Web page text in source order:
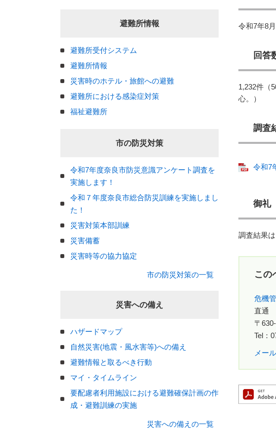
令和7年8
回答
1,232件（
心。）
調査
令和7
御礼
調査結果
この
危機
直通
〒
Tel：
メー
避難所情報
避難所受付システム
避難所情報
災害時のホテル・旅館への避難
避難所における感染症対策
福祉避難所
市の防災対策
令和7年度奈良市防災意識アンケート調査を
実施します！
令和７年度奈良市総合防災訓練を実施しまし
た！
災害対策本部訓練
災害備蓄
災害時等の協力協定
市の防災対策の一覧
災害への備え
ハザードマップ
自然災害(地震・風水害等)への備え
避難情報と取るべき行動
マイ・タイムライン
要配慮者利用施設における避難確保計画の作
成・避難訓練の実施
災害への備えの一覧